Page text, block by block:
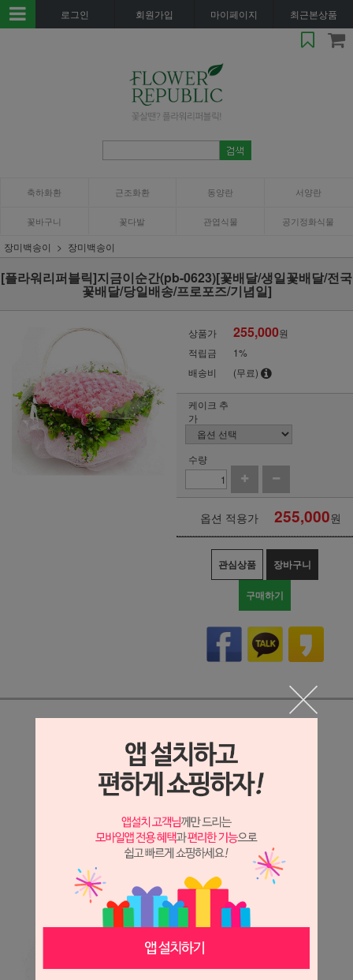
로그인 회원가입 마이페이지 최근본상품
축하화환 근조화환 동양란 서양란
꽃바구니 꽃다발 관엽식물 공기정화식물
장미백송이 장미백송이
[플라워리퍼블릭]지금이순간(pb-0623)[꽃배달/생일꽃배달/전국
꽃배달/당일배송/프로포즈/기념일]
상품가 255,000원
적립금
1%
배송비
(무료)
케이크 추
가
수량
옵션 적용가 255,000원
관심상품 장바구니
구매하기
상세정보 새창 열기
상세 정보를 확대해 보실 수 있습니다.
※ 필독해주세요 ※
는 시세 변동에 따라 가격이 달라질 수 있으니
문의 후 주문 바랍니다.